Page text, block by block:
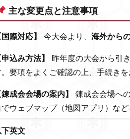
主な変更点と注意事項
国際対応】 今大会より、 海外から
申込み方法】 昨年度の大会から引き
要項をよくご確認の上、手続きを
錬成会会場の案内】 錬成会会場へ
でウェブマップ（地図アプリ）な
下英文